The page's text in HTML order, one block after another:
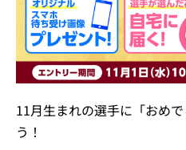
11月生まれの選手に「おめ
う！